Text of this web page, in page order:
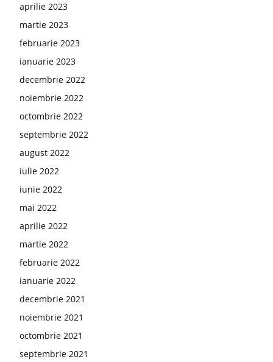
aprilie 2023
martie 2023
februarie 2023
ianuarie 2023
decembrie 2022
noiembrie 2022
octombrie 2022
septembrie 2022
august 2022
iulie 2022
iunie 2022
mai 2022
aprilie 2022
martie 2022
februarie 2022
ianuarie 2022
decembrie 2021
noiembrie 2021
octombrie 2021
septembrie 2021